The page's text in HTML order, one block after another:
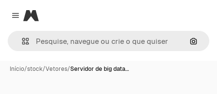
Close menu
Magnific
Início/stock/Vetores/Servidor de big data…